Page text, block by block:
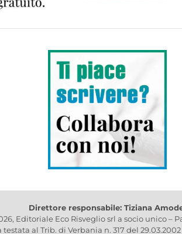
Direttore responsabile: Tiziana
Editoriale Eco Risveglio srl a socio unico –
al Trib. di Verbania n. 317 del 29.03.2002